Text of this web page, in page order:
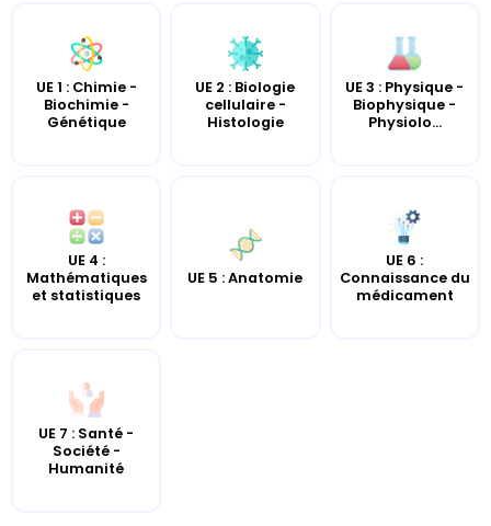
UE 1 : Chimie -
Biochimie -
Génétique
UE 2 : Biologie
cellulaire -
Histologie
UE 3 : Physique -
Biophysique -
Physiolo...
UE 4 :
Mathématiques
et statistiques
UE 5 : Anatomie
UE 6 :
Connaissance du
médicament
UE 7 : Santé -
Société -
Humanité